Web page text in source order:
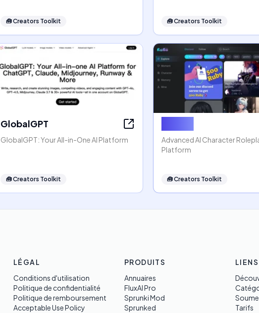
🧰Creators Toolkit 🧰Creators Toolkit
GlobalGPT
GlobalGPT: Your All-in-One AI Platform
🧰Creators Toolkit
Advanced AI Character
Platform
🧰Creators Toolkit
LÉGAL
Conditions d'utilisation
Politique de confidentialité
Politique de remboursement
Acceptable Use Policy
PRODUITS
Annuaires
FluxAI Pro
Sprunki Mod
Sprunked
LIENS
Tarifs